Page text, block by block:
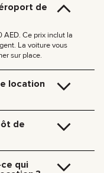
de
AED. Ce prix inclut la
La voiture vous
sur place.
location
Notre équipe vous
toutes les formalités sur
journée (09:00 – 21:00)
de
qui